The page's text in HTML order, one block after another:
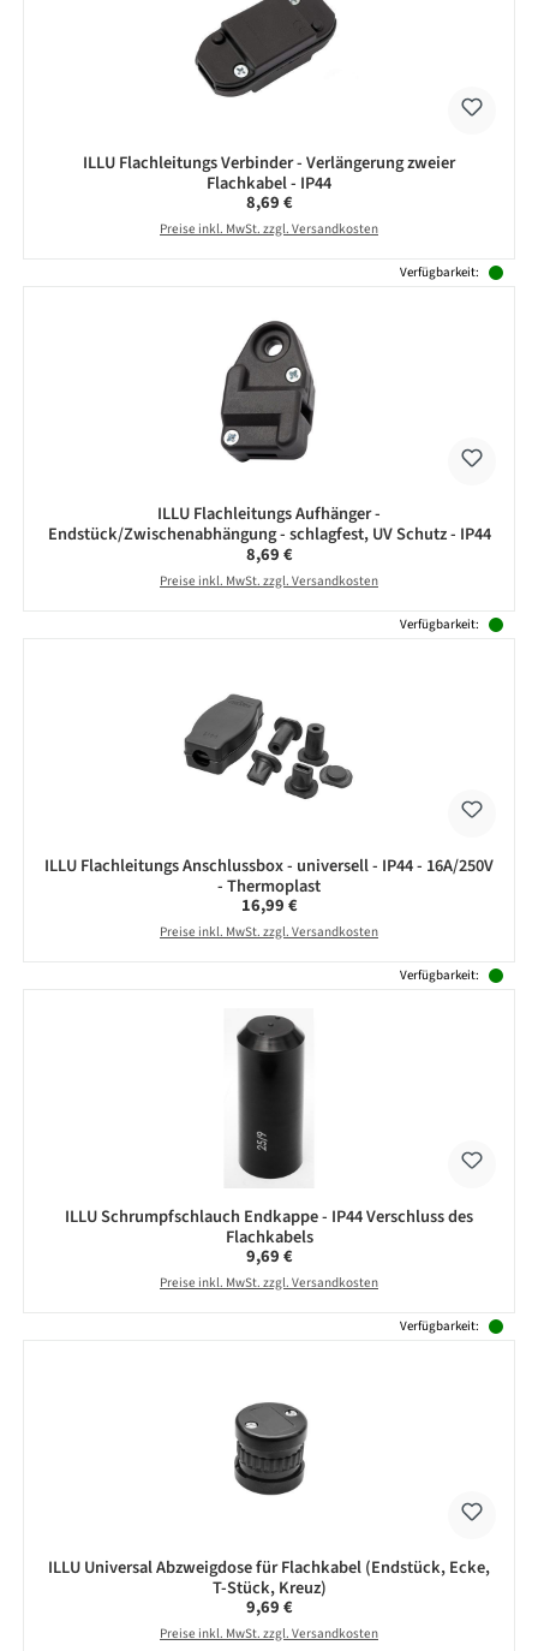
ILLU Flachleitungs Verbinder - Verlängerung zweier
Flachkabel - IP44
Regulärer Preis:
8,69 €
Preise inkl. MwSt. zzgl. Versandkosten
Verfügbarkeit:
ILLU Flachleitungs Aufhänger -
Endstück/Zwischenabhängung - schlagfest, UV Schutz - IP44
Regulärer Preis:
8,69 €
Preise inkl. MwSt. zzgl. Versandkosten
Verfügbarkeit:
ILLU Flachleitungs Anschlussbox - universell - IP44 - 16A/250V
- Thermoplast
Regulärer Preis:
16,99 €
Preise inkl. MwSt. zzgl. Versandkosten
Verfügbarkeit:
ILLU Schrumpfschlauch Endkappe - IP44 Verschluss des
Flachkabels
Regulärer Preis:
9,69 €
Preise inkl. MwSt. zzgl. Versandkosten
Verfügbarkeit:
ILLU Universal Abzweigdose für Flachkabel (Endstück, Ecke,
T-Stück, Kreuz)
Regulärer Preis:
9,69 €
Preise inkl. MwSt. zzgl. Versandkosten